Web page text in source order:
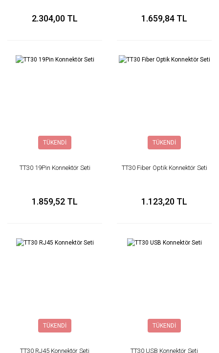
2.304,00 TL 1.659,84 TL
TÜKENDİ
TT30 19Pin Konnektör Seti
1.859,52 TL
TÜKENDİ
TT30 Fiber Optik Konnektör Seti
1.123,20 TL
TÜKENDİ
TT30 RJ45 Konnektör Seti
TÜKENDİ
TT30 USB Konnektör Seti